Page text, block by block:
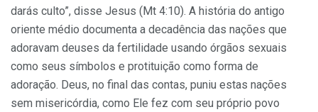
darás culto”, disse Jesus (Mt 4:10). A história do antigo
oriente médio documenta a decadência das nações que
adoravam deuses da fertilidade usando órgãos sexuais
como seus símbolos e protituição como forma de
adoração. Deus, no final das contas, puniu estas nações
sem misericórdia, como Ele fez com seu próprio povo